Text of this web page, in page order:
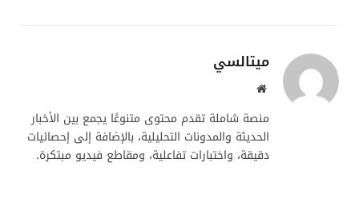
ميتالسي
موقع
منصة شاملة تقدم محتوى متنوعًا يجمع بين الأخبار
الحديثة والمدونات التحليلية، بالإضافة إلى إحصائيات
دقيقة، واختبارات تفاعلية، ومقاطع فيديو مبتكرة.